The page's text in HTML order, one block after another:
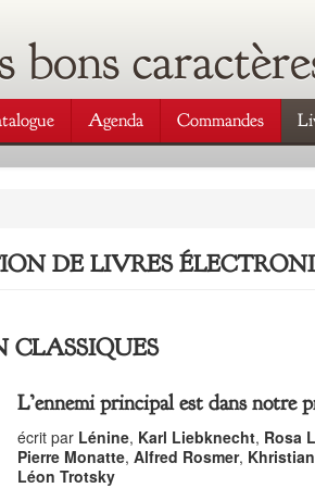
bons
Agenda Commandes
DE LIVRES
CLASSIQUES
L’ennemi principal est dans notre
écrit par Lénine, Karl Liebknecht, Rosa
Pierre Monatte, Alfred Rosmer,
Léon Trotsky